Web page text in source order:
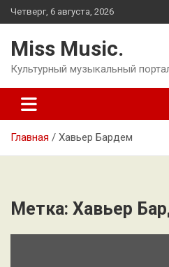
Перейти
к
Четверг, 6 августа, 2026
Miss Music.
Культурный музыкальный
Главная Хавьер Бардем
Метка: Хавьер